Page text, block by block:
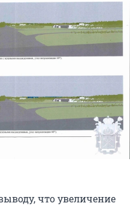
что увеличение